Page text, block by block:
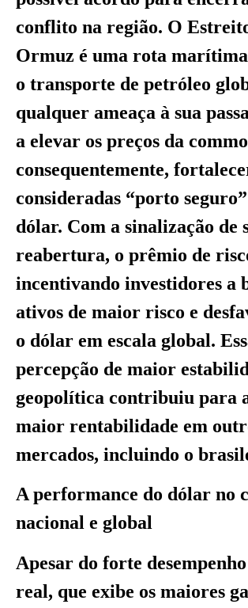
conflito na região. O
Ormuz é uma rota
o transporte de petróleo
qualquer ameaça à sua
a elevar os preços da
consequentemente,
consideradas “porto
dólar. Com a sinalização de
reabertura, o prêmio de
incentivando investidores a
ativos de maior risco e
o dólar em escala global.
percepção de maior
geopolítica contribuiu para
maior rentabilidade em
mercados, incluindo o
A performance do dólar no
nacional e global
Apesar do forte
real, que exibe os maiores